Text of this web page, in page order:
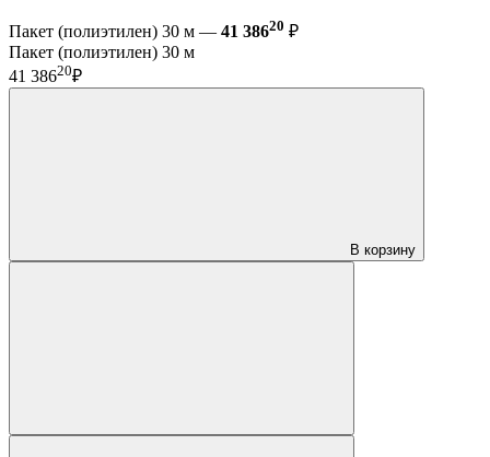
Пакет (полиэтилен) 30 м — 41 38620 ₽
Пакет (полиэтилен) 30 м
41 38620₽
В корзину